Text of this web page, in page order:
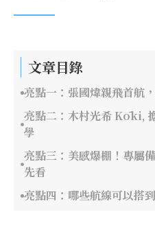
文章目錄
亮點一：張國煒親飛首航
亮點二：木村光希 Kōki,
學
亮點三：美感爆棚！專屬
先看
亮點四：哪些航線可以搭